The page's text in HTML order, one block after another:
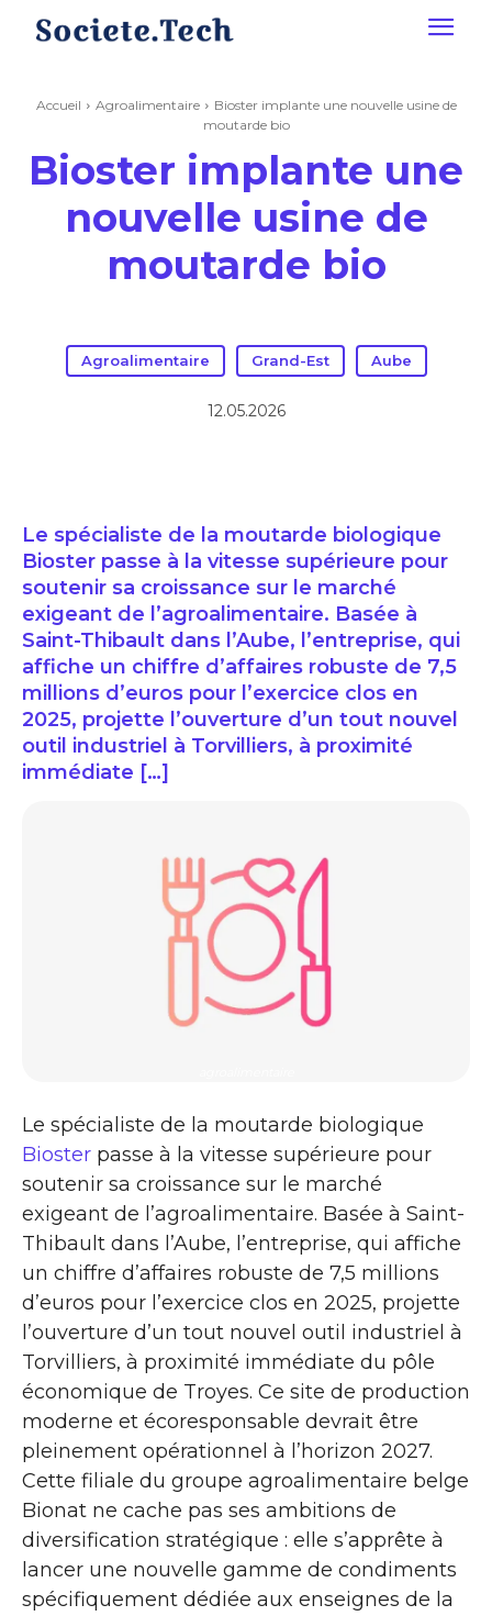
Accueil Agroalimentaire
Bioster implante une nouvelle usine de
moutarde bio
Bioster implante une
nouvelle usine de
moutarde bio
Agroalimentaire Grand-Est Aube
12.05.2026
Le spécialiste de la moutarde biologique
Bioster passe à la vitesse supérieure pour
soutenir sa croissance sur le marché
exigeant de l’agroalimentaire. Basée à
Saint-Thibault dans l’Aube, l’entreprise, qui
affiche un chiffre d’affaires robuste de 7,5
millions d’euros pour l’exercice clos en
2025, projette l’ouverture d’un tout nouvel
outil industriel à Torvilliers, à proximité
immédiate […]
Le spécialiste de la moutarde biologique
Bioster passe à la vitesse supérieure pour
soutenir sa croissance sur le marché
exigeant de l’agroalimentaire. Basée à Saint-
Thibault dans l’Aube, l’entreprise, qui affiche
un chiffre d’affaires robuste de 7,5 millions
d’euros pour l’exercice clos en 2025, projette
l’ouverture d’un tout nouvel outil industriel à
Torvilliers, à proximité immédiate du pôle
économique de Troyes. Ce site de production
moderne et écoresponsable devrait être
pleinement opérationnel à l’horizon 2027.
Cette filiale du groupe agroalimentaire belge
Bionat ne cache pas ses ambitions de
diversification stratégique : elle s’apprête à
lancer une nouvelle gamme de condiments
spécifiquement dédiée aux enseignes de la